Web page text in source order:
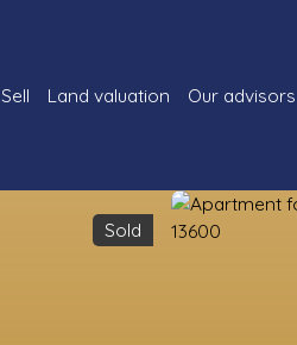
Sell Land valuation Our advisors
Sold